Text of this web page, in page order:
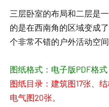
三层卧室的布局和二层是
的是在西南角的区域变成
个非常不错的户外活动空间
图纸格式：电子版PDF格式
图纸目录：建筑图17张、
电气图20张。